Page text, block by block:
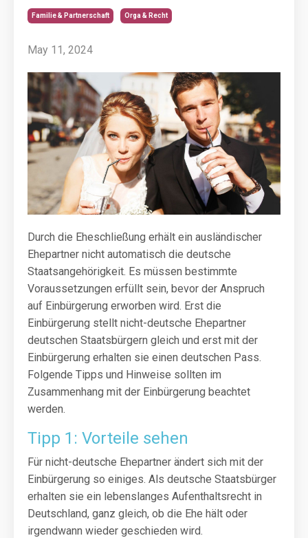
Familie & Partnerschaft Orga & Recht
May 11, 2024
Durch die Eheschließung erhält ein ausländischer
Ehepartner nicht automatisch die deutsche
Staatsangehörigkeit. Es müssen bestimmte
Voraussetzungen erfüllt sein, bevor der Anspruch
auf Einbürgerung erworben wird. Erst die
Einbürgerung stellt nicht-deutsche Ehepartner
deutschen Staatsbürgern gleich und erst mit der
Einbürgerung erhalten sie einen deutschen Pass.
Folgende Tipps und Hinweise sollten im
Zusammenhang mit der Einbürgerung beachtet
werden.
Tipp 1: Vorteile sehen
Für nicht-deutsche Ehepartner ändert sich mit der
Einbürgerung so einiges. Als deutsche Staatsbürger
erhalten sie ein lebenslanges Aufenthaltsrecht in
Deutschland, ganz gleich, ob die Ehe hält oder
irgendwann wieder geschieden wird.